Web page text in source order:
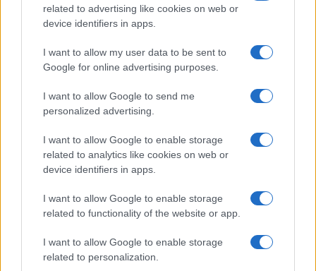
related to advertising like cookies on web or
device identifiers in apps.
I want to allow my user data to be sent to
Google for online advertising purposes.
I want to allow Google to send me
personalized advertising.
I want to allow Google to enable storage
related to analytics like cookies on web or
device identifiers in apps.
I want to allow Google to enable storage
related to functionality of the website or app.
I want to allow Google to enable storage
related to personalization.
Facebook
Syndication
Globalist
Globalscience
Globalsport
Culture
Salute
Megachip
GiULia
Prima Pagina
Giornale dello
Spettacolo